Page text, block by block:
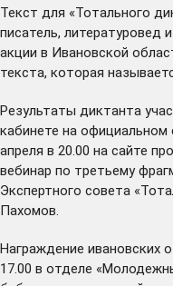
Текст для «Тотального
писатель, литературовед
акции в Ивановской
текста, которая
Результаты диктанта
кабинете на официальном
апреля в 20.00 на сайте
вебинар по третьему
Экспертного совета
Пахомов.
Награждение ивановских
17.00 в отделе